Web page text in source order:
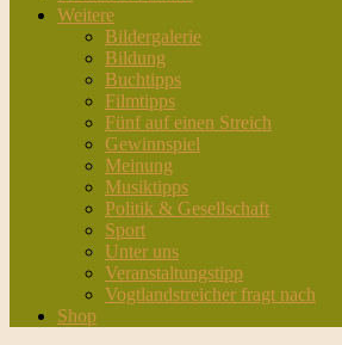
Weitere
Bildergalerie
Bildung
Buchtipps
Filmtipps
Fünf auf einen Streich
Gewinnspiel
Meinung
Musiktipps
Politik & Gesellschaft
Sport
Unter uns
Veranstaltungstipp
Vogtlandstreicher fragt nach
Shop